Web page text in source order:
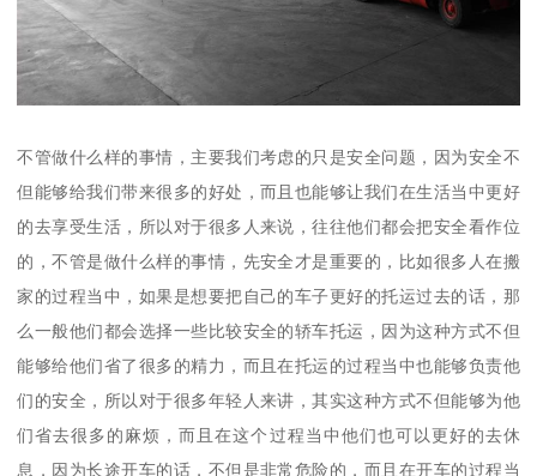
不管做什么样的事情，主要我们考虑的只是安全问题，因为安全不
但能够给我们带来很多的好处，而且也能够让我们在生活当中更好
的去享受生活，所以对于很多人来说，往往他们都会把安全看作位
的，不管是做什么样的事情，先安全才是重要的，比如很多人在搬
家的过程当中，如果是想要把自己的车子更好的托运过去的话，那
么一般他们都会选择一些比较安全的轿车托运，因为这种方式不但
能够给他们省了很多的精力，而且在托运的过程当中也能够负责他
们的安全，所以对于很多年轻人来讲，其实这种方式不但能够为他
们省去很多的麻烦，而且在这个过程当中他们也可以更好的去休
息，因为长途开车的话，不但是非常危险的，而且在开车的过程当